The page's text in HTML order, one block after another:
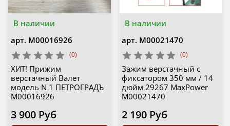
В наличии
арт. М00016926
(0)
ХИТ! Прижим
верстачный Валет
модель N 1 ПЕTРОГРАДЪ
М00016926
3 900 Руб
В наличии
арт. М00021470
(0)
Зажим верстачный с
фиксатором 350 мм / 14
дюйм 29267 MaxPower
М00021470
2 190 Руб